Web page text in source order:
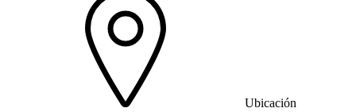
Ubicación